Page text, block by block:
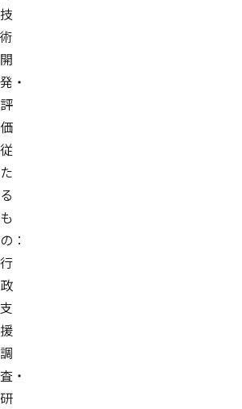
技
術
開
発・
評
価
従
た
る
も
の：
行
政
支
援
調
査・
研